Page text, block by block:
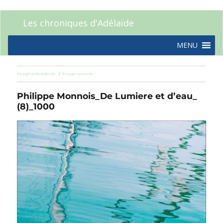
Les chroniques d'Adélaïde
MENU
Image précédente Image suivante
Philippe Monnois_De Lumiere et d’eau_
(8)_1000